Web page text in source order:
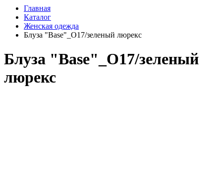
Главная
Каталог
Женская одежда
Блуза "Base"_О17/зеленый люрекс
Блуза "Base"_О17/зеленый
люрекс